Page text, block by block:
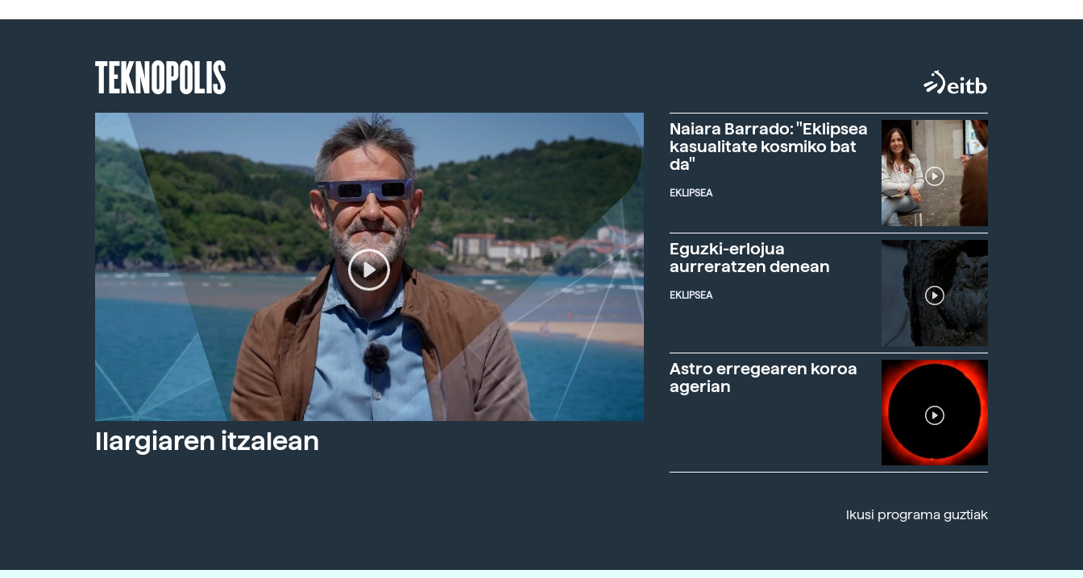
TEKNOPOLIS
Ilargiaren itzalean
Naiara Barrado: "Eklipsea
kasualitate kosmiko bat
da"
EKLIPSEA
Eguzki-erlojua
aurreratzen denean
EKLIPSEA
Astro erregearen koroa
agerian
Ikusi programa guztiak